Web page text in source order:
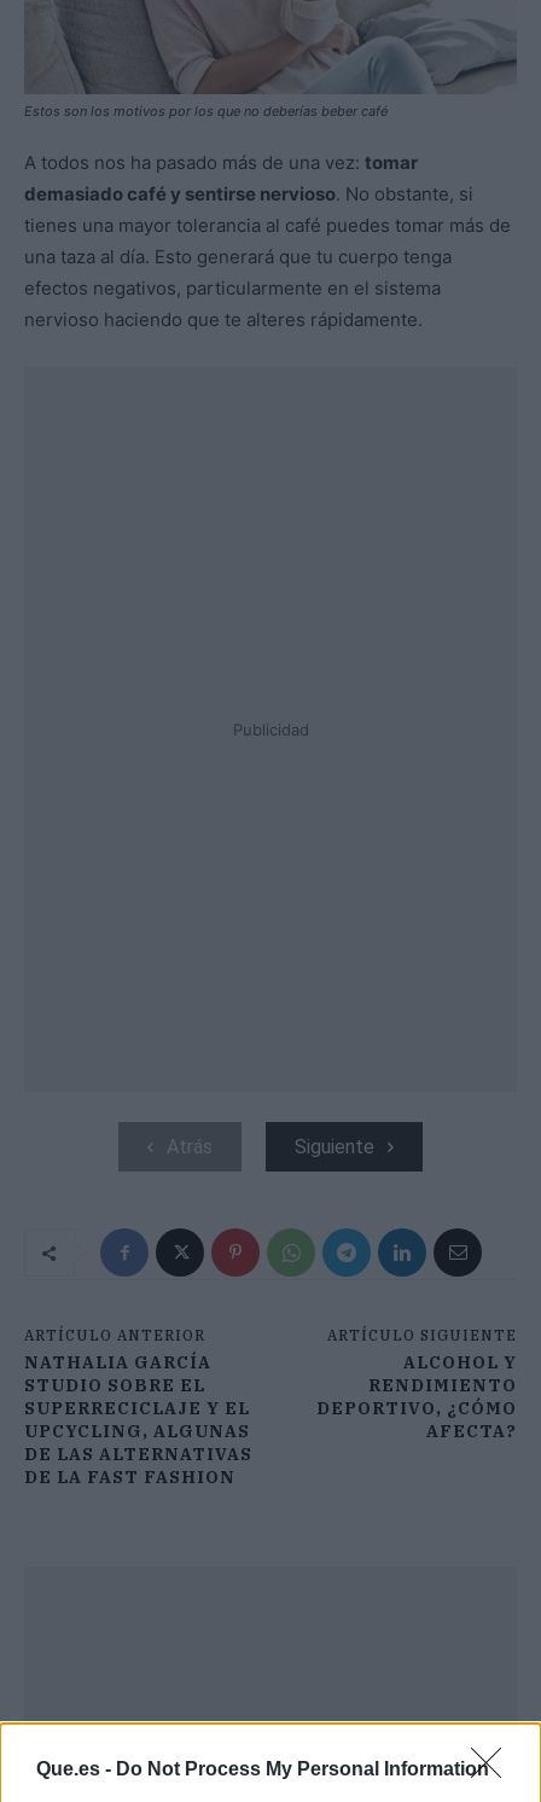
Que.es - Do Not Process My Personal Information
Estos son los motivos por los que no deberías beber café
A todos nos ha pasado más de una vez: tomar
demasiado café y sentirse nervioso. No obstante, si
tienes una mayor tolerancia al café puedes tomar más de
una taza al día. Esto generará que tu cuerpo tenga
efectos negativos, particularmente en el sistema
nervioso haciendo que te alteres rápidamente.
Publicidad
Atrás Siguiente
ARTÍCULO ANTERIOR
NATHALIA GARCÍA
STUDIO SOBRE EL
SUPERRECICLAJE Y EL
UPCYCLING, ALGUNAS
DE LAS ALTERNATIVAS
DE LA FAST FASHION
ARTÍCULO SIGUIENTE
ALCOHOL Y
RENDIMIENTO
DEPORTIVO, ¿CÓMO
AFECTA?